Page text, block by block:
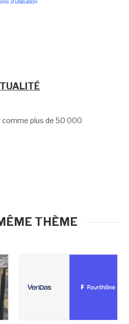
d'utilisation
plus de 50 000
THÈME